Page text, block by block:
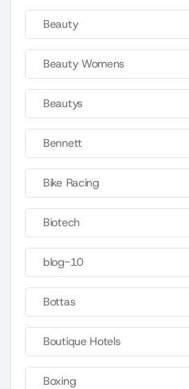
Beauty
Beauty Womens
Beautys
Bennett
Bike Racing
Biotech
blog-10
Bottas
Boutique Hotels
Boxing